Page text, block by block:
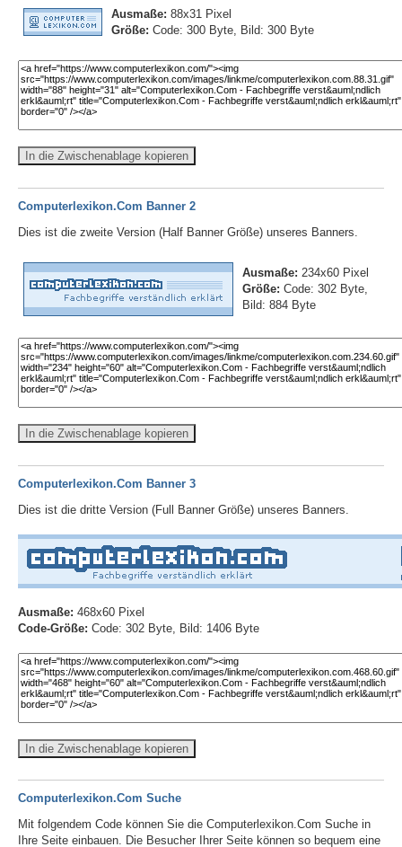
Ausmaße: 88x31 Pixel
Größe: Code: 300 Byte, Bild: 300 Byte
In die Zwischenablage kopieren
Computerlexikon.Com Banner 2
Dies ist die zweite Version (Half Banner Größe) unseres Banners.
Ausmaße: 234x60 Pixel
Größe: Code: 302 Byte,
Bild: 884 Byte
In die Zwischenablage kopieren
Computerlexikon.Com Banner 3
Dies ist die dritte Version (Full Banner Größe) unseres Banners.
Ausmaße: 468x60 Pixel
Code-Größe: Code: 302 Byte, Bild: 1406 Byte
In die Zwischenablage kopieren
Computerlexikon.Com Suche
Mit folgendem Code können Sie die Computerlexikon.Com Suche in
Ihre Seite einbauen. Die Besucher Ihrer Seite können so bequem eine